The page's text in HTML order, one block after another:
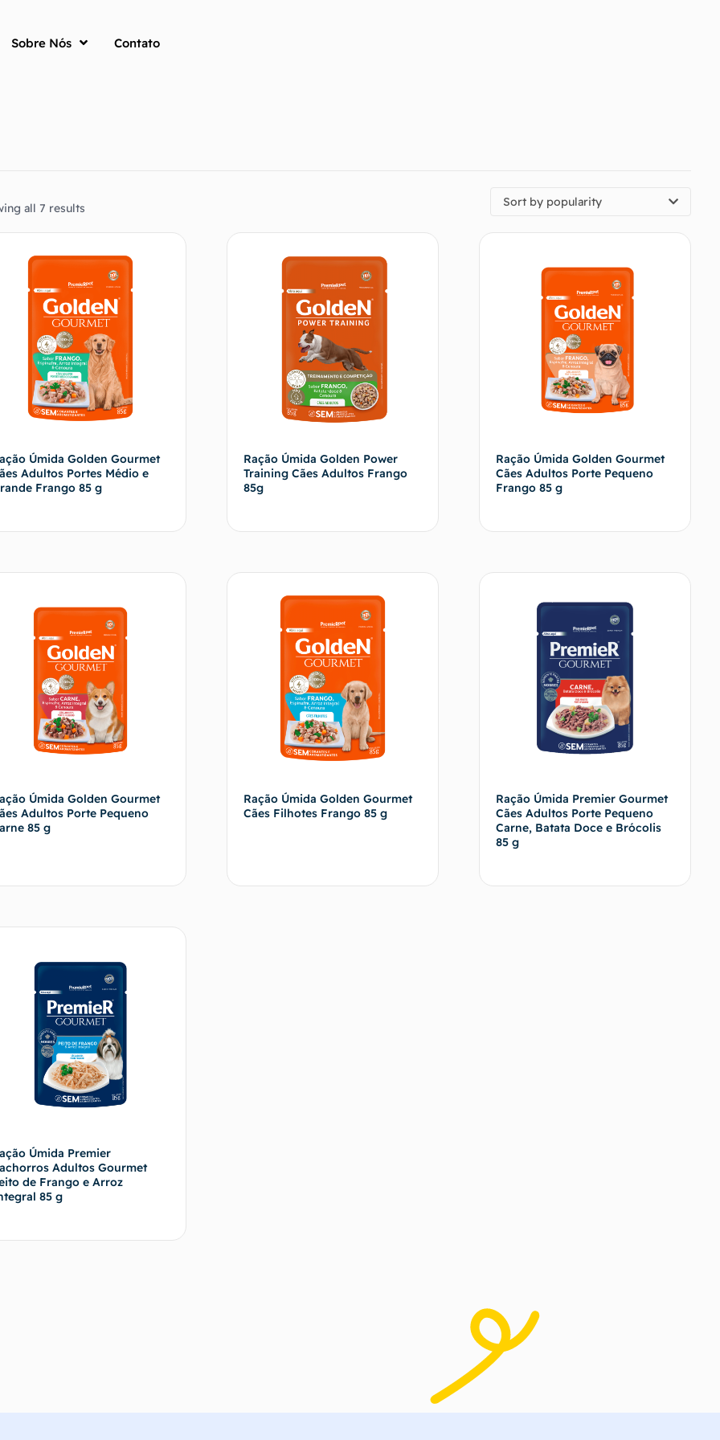
Sobre Nós Contato
all 7 results Sort by popularity
Úmida Golden Gourmet
Adultos Portes Médio e
Frango 85 g
Ração Úmida Golden Power
Training Cães Adultos Frango
85g
Ração Úmida Golden Gourmet
Cães Adultos Porte Pequeno
Frango 85 g
Úmida Golden Gourmet
Adultos Porte Pequeno
85 g
Ração Úmida Golden Gourmet
Cães Filhotes Frango 85 g
Ração Úmida Premier Gourmet
Cães Adultos Porte Pequeno
Carne, Batata Doce e Brócolis
85 g
Úmida Premier
Adultos Gourmet
de Frango e Arroz
85 g